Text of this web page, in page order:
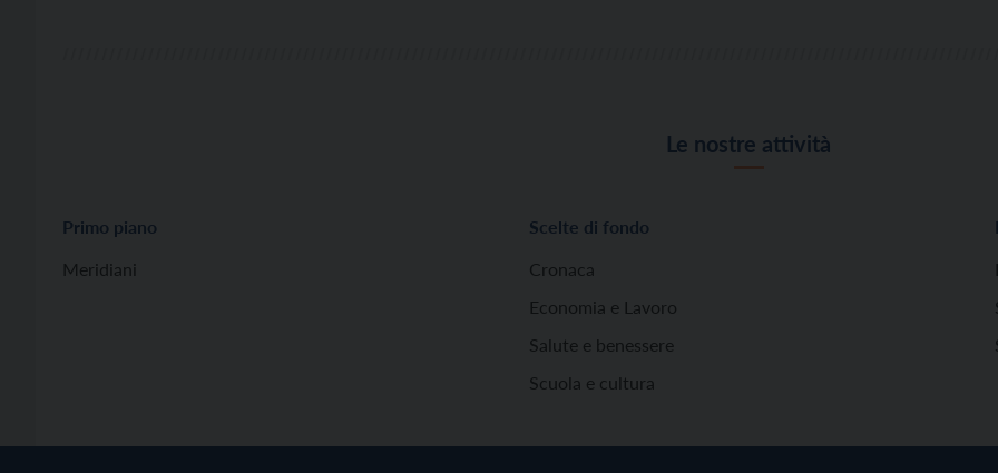
Le nostre attività
Primo piano
Meridiani
Scelte di fondo
Cronaca
Economia e Lavoro
Salute e benessere
Scuola e cultura